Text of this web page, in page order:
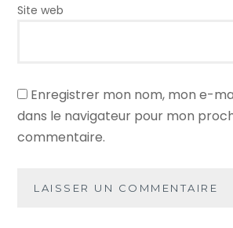
Site web
Enregistrer mon nom, mon e-
dans le navigateur pour mon
commentaire.